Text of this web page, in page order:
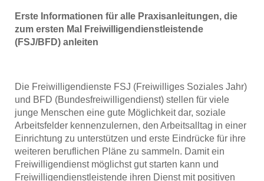
Erste Informationen für alle Praxisanleitungen, die
zum ersten Mal Freiwilligendienstleistende
(FSJ/BFD) anleiten
Die Freiwilligendienste FSJ (Freiwilliges Soziales Jahr)
und BFD (Bundesfreiwilligendienst) stellen für viele
junge Menschen eine gute Möglichkeit dar, soziale
Arbeitsfelder kennenzulernen, den Arbeitsalltag in einer
Einrichtung zu unterstützen und erste Eindrücke für ihre
weiteren beruflichen Pläne zu sammeln. Damit ein
Freiwilligendienst möglichst gut starten kann und
Freiwilligendienstleistende ihren Dienst mit positiven